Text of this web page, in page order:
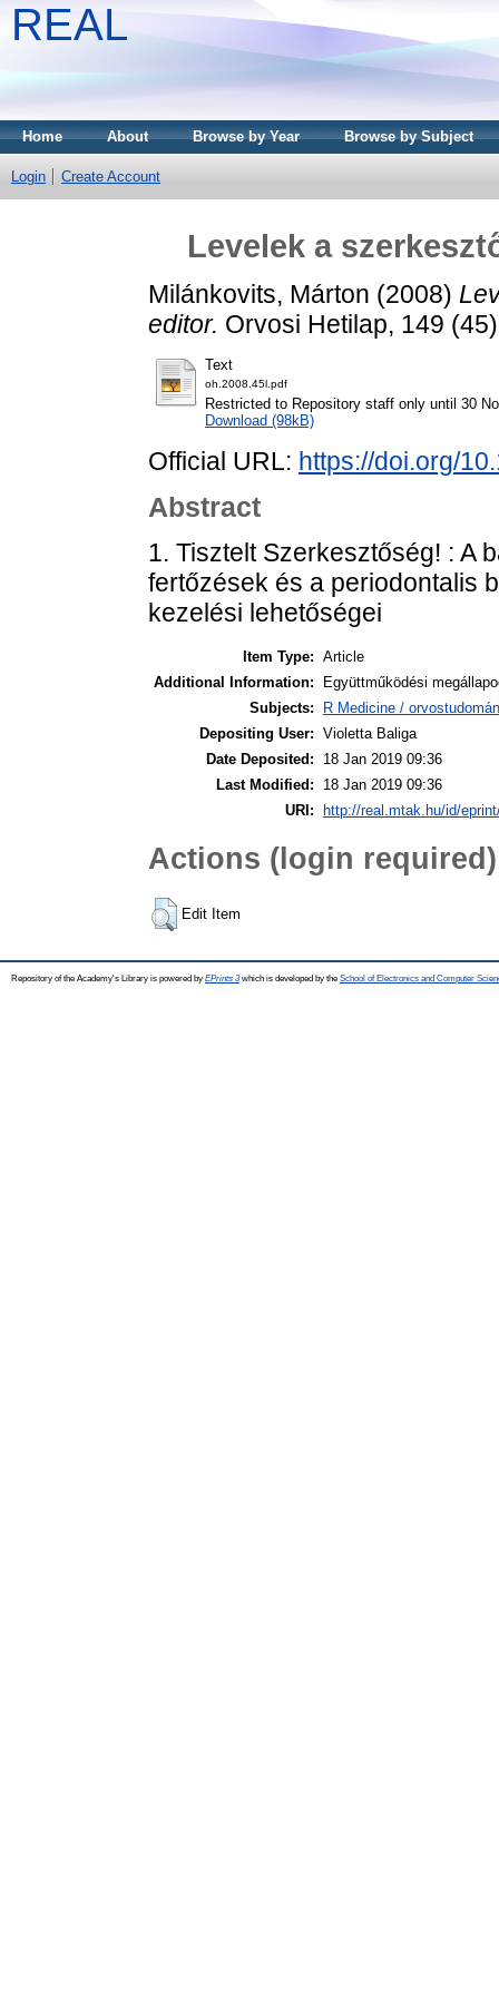
REAL
Home About Browse by Year Browse by Subject
Login Create Account
Levelek a
Milánkovits, Márton (2008)
editor. Orvosi Hetilap, 149
Text
oh.2008.45l.pdf
Restricted to Repository staff only until 30
Download (98kB)
Official URL: https://doi.org/
Abstract
1. Tisztelt Szerkesztőség! : A
fertőzések és a periodontalis
kezelési lehetőségei
Item Type: Article
Additional Information:
Együttműködési
Subjects:
R Medicine /
Depositing User: Violetta Baliga
Date Deposited:
18 Jan 2019 09:36
Last Modified:
18 Jan 2019 09:36
URI:
http://real.mtak.hu/id/
Actions (login required)
Edit Item
Repository of the Academy's Library is powered by EPrints 3which is developed by the School of Electronics and Computer